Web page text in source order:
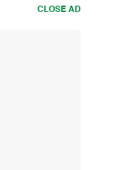
CLOSE AD